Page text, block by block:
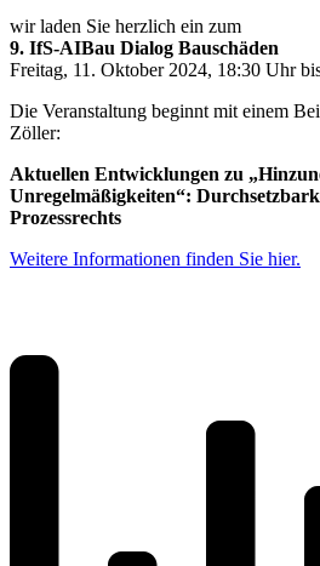
wir laden Sie herzlich ein zum
9. IfS-AIBau Dialog Bauschäden
Freitag, 11. Oktober 2024, 18:30 Uhr
Die Veranstaltung beginnt mit einem
Zöller:
Aktuellen Entwicklungen zu
Unregelmäßigkeiten“:
Prozessrechts
Weitere Informationen finden Sie hier.